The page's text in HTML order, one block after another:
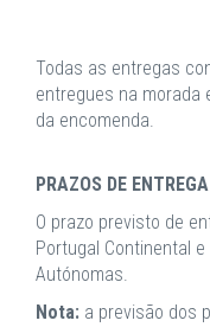
Todas as entregas
entregues na morada
da encomenda.
PRAZOS DE ENTREGA
O prazo previsto de
Portugal Continental
Autónomas.
Nota: a previsão dos